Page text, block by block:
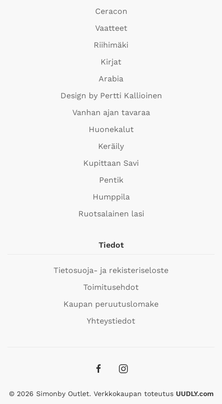
Ceracon
Vaatteet
Riihimäki
Kirjat
Arabia
Design by Pertti Kallioinen
Vanhan ajan tavaraa
Huonekalut
Keräily
Kupittaan Savi
Pentik
Humppila
Ruotsalainen lasi
Tiedot
Tietosuoja- ja rekisteriseloste
Toimitusehdot
Kaupan peruutuslomake
Yhteystiedot
© 2026 Simonby Outlet. Verkkokaupan toteutus UUDLY.com